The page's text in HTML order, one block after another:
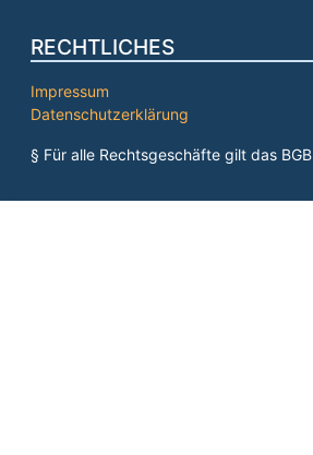
RECHTLICHES
Impressum
Datenschutzerklärung
§ Für alle Rechtsgeschäfte gilt das BGB